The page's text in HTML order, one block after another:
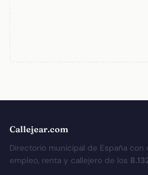
Callejear.com
Directorio municipal de España con
empleo, renta y callejero de los